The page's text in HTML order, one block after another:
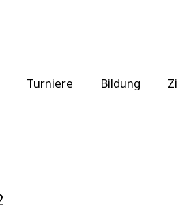
Turniere Bildung